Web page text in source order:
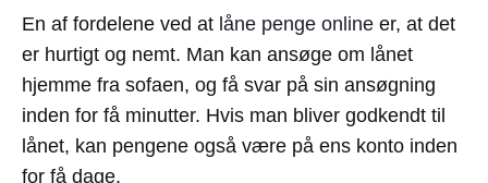
En af fordelene ved at låne penge online er, at det
er hurtigt og nemt. Man kan ansøge om lånet
hjemme fra sofaen, og få svar på sin ansøgning
inden for få minutter. Hvis man bliver godkendt til
lånet, kan pengene også være på ens konto inden
for få dage.